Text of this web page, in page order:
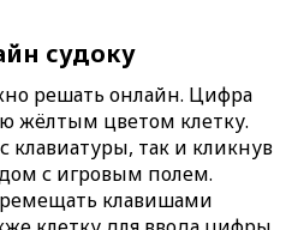
судоку
решать онлайн. Цифра
жёлтым цветом клетку.
так и кликнув
с игровым полем.
клавишами